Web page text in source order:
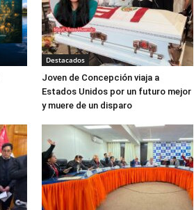
Destacados
Joven de Concepción viaja a
Estados Unidos por un futuro mejor
y muere de un disparo